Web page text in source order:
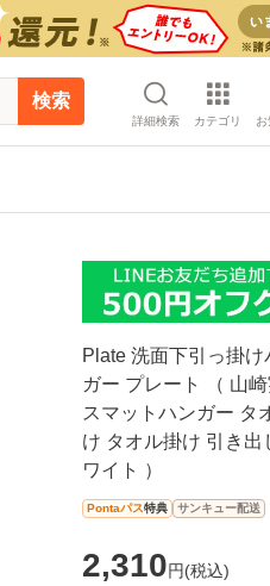
検索
詳細検索 カテゴリ お
Plate 洗面下引っ掛
ガー プレート （ 山
スマットハンガー タ
け タオル掛け 引き出
ワイト ）
Pontaパス特典 サンキュー配送
2,310円(税込)